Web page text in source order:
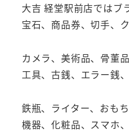
大吉 経堂駅前店ではブ
宝石、商品券、切手、ク
カメラ、美術品、骨董
工具、古銭、エラー銭
鉄瓶、ライター、おも
機器、化粧品、スマホ